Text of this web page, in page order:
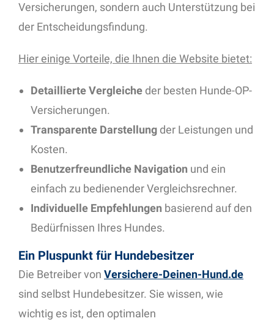
Versicherungen, sondern auch Unterstützung bei
der Entscheidungsfindung.
Hier einige Vorteile, die Ihnen die Website bietet:
Detaillierte Vergleiche der besten Hunde-OP-
Versicherungen.
Transparente Darstellung der Leistungen und
Kosten.
Benutzerfreundliche Navigation und ein
einfach zu bedienender Vergleichsrechner.
Individuelle Empfehlungen basierend auf den
Bedürfnissen Ihres Hundes.
Ein Pluspunkt für Hundebesitzer
Die Betreiber von Versichere-Deinen-Hund.de
sind selbst Hundebesitzer. Sie wissen, wie
wichtig es ist, den optimalen